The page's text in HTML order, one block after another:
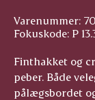
Varenummer:
Fokuskode: P
Finthakket og
peber. Både
pålægsbordet